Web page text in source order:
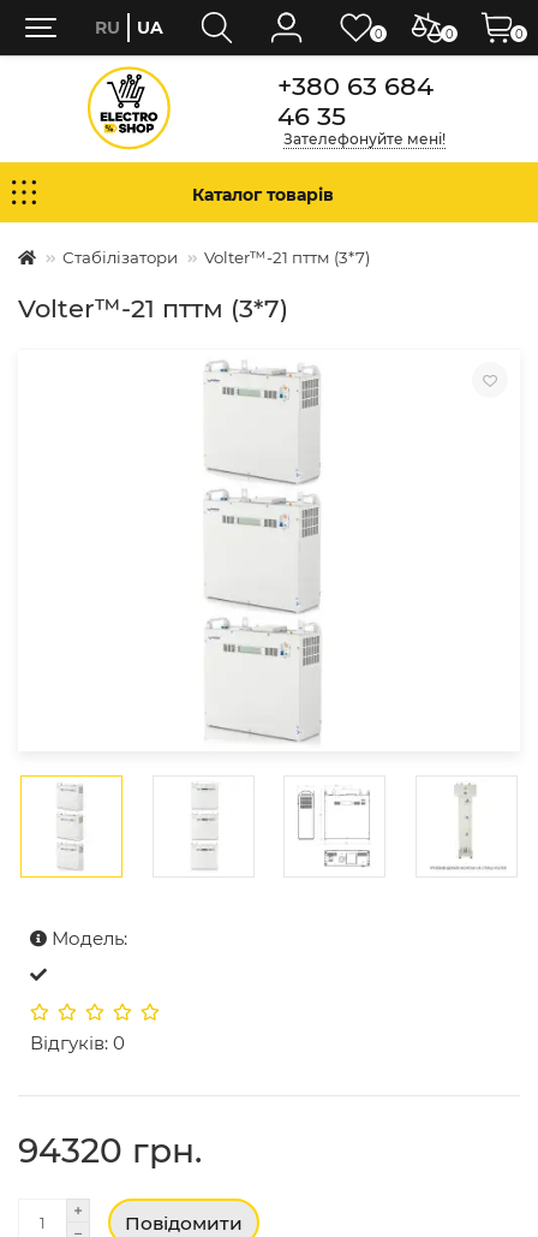
+380 63 684
46 35
Зателефонуйте мені!
Каталог товарів
Стабілізатори Volter™-21 пттм (3*7)
Volter™-21 пттм (3*7)
Модель:
Відгуків: 0
94320 грн.
Повідомити
0 0
RU UA 0